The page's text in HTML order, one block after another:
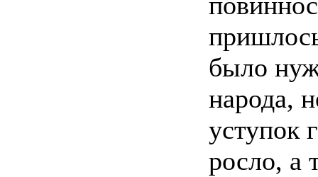
было
народа,
уступок
росло, а